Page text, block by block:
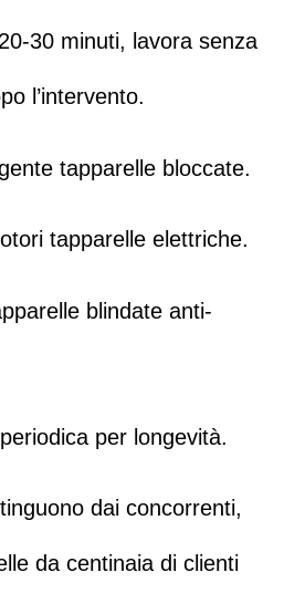
30 minuti, lavora senza
l’intervento.
tapparelle bloccate.
tapparelle elettriche.
blindate anti-
per longevità.
dai concorrenti,
da centinaia di clienti